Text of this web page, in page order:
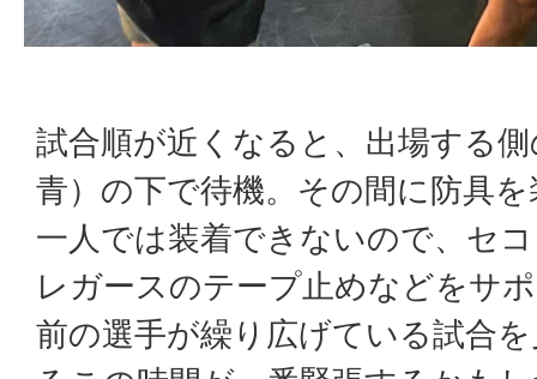
試合順が近くなると、出場する
青）の下で待機。その間に防具
一人では装着できないので、セ
レガースのテープ止めなどをサ
前の選手が繰り広げている試合